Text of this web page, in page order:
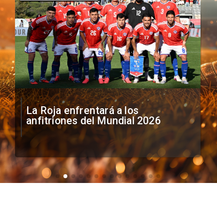
La Roja enfrentará a los
anfitriones del Mundial 2026